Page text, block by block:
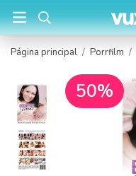
Página principal / Porrfilm /
50%